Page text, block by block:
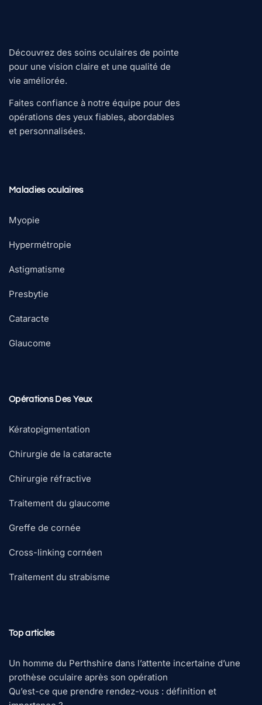
Découvrez des soins oculaires de pointe
pour une vision claire et une qualité de
vie améliorée.
Faites confiance à notre équipe pour des
opérations des yeux fiables, abordables
et personnalisées.
Maladies oculaires
Myopie
Hypermétropie
Astigmatisme
Presbytie
Cataracte
Glaucome
Opérations Des Yeux
Kératopigmentation
Chirurgie de la cataracte
Chirurgie réfractive
Traitement du glaucome
Greffe de cornée
Cross-linking cornéen
Traitement du strabisme
Top articles
Un homme du Perthshire dans l’attente incertaine d’une
prothèse oculaire après son opération
Qu’est-ce que prendre rendez-vous : définition et